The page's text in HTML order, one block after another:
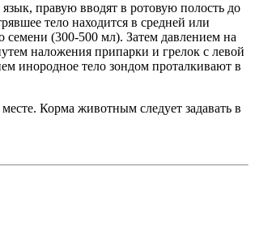
правую вводят в ротовую полость до
тело находится в средней или
семени (300-500 мл). Затем давлением на
наложения припарки и грелок с левой
инородное тело зондом проталкивают в
Корма животным следует задавать в